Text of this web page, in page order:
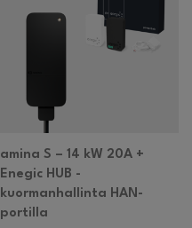
amina S – 14 kW 20A +
Enegic HUB -
kuormanhallinta HAN-
portilla